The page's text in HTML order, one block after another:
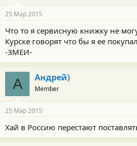
25 Мар 2015
Что то я сервисную книжку не
Курске говорят что бы я ее
-ЗМЕИ-
А Андрей)
Member
25 Мар 2015
Хай в Россию перестают